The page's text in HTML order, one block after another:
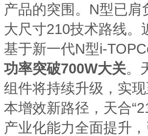
产品的突围。N型已
大尺寸210技术路线
基于新一代N型i-
功率突破700W大关。
组件将持续升级，实
本增效新路径，天合
产业化能力全面提升